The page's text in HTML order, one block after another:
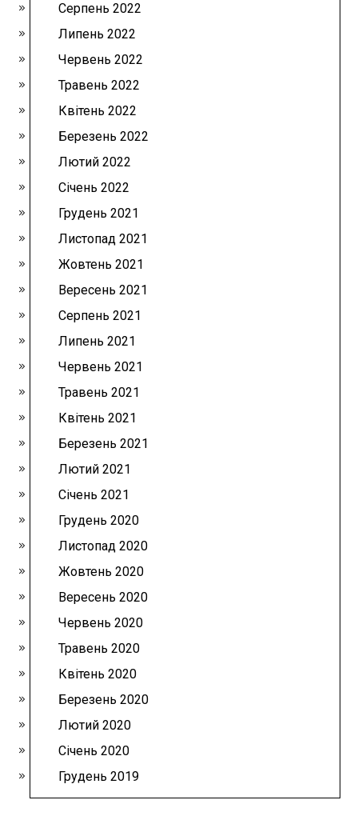
Серпень 2022
Липень 2022
Червень 2022
Травень 2022
Квітень 2022
Березень 2022
Лютий 2022
Січень 2022
Грудень 2021
Листопад 2021
Жовтень 2021
Вересень 2021
Серпень 2021
Липень 2021
Червень 2021
Травень 2021
Квітень 2021
Березень 2021
Лютий 2021
Січень 2021
Грудень 2020
Листопад 2020
Жовтень 2020
Вересень 2020
Червень 2020
Травень 2020
Квітень 2020
Березень 2020
Лютий 2020
Січень 2020
Грудень 2019